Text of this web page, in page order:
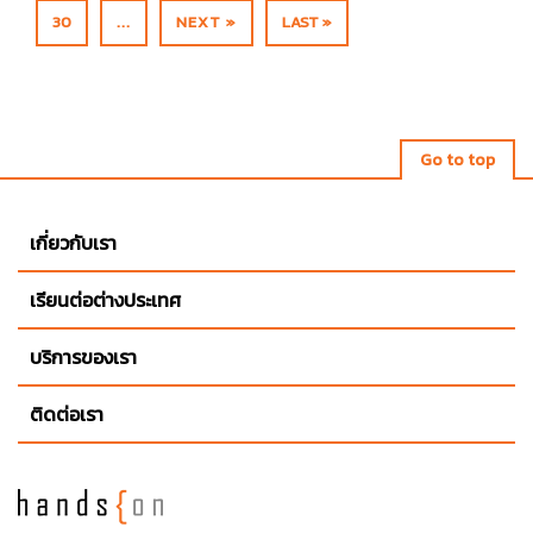
30 ... NEXT » LAST »
Go to top
เกี่ยวกับเรา
เรียนต่อต่างประเทศ
บริการของเรา
ติดต่อเรา